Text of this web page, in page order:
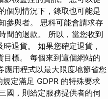
個別情況下，錄取也可能是
參與者。 思科可能會請求存
間的退款。 所以，當您收到
退貨。 如果您確定退貨，
標。 每個來到這個網站的
用程式以最大限度地節省您
定滿足 GDPR 的特殊要求
國，則給定服務提供者的伺